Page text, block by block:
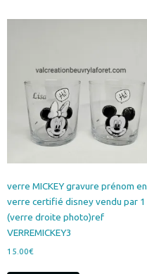
être
choisies
sur
la
page
produit
verre MICKEY gravure prénom en
verre certifié disney vendu par 1
(verre droite photo)ref
VERREMICKEY3
15.00€